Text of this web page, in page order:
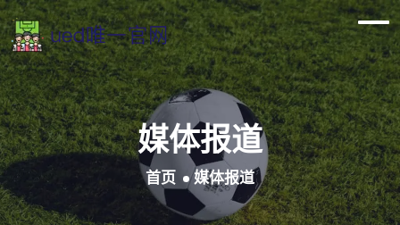
媒体报道
首页 媒体报道